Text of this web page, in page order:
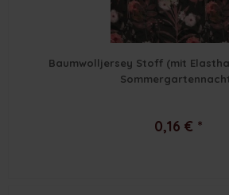
Baumwolljersey Stoff (mit
0,16 € *